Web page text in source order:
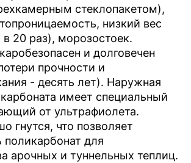
стеклопакетом),
низкий вес
в 20 раз), морозостоек.
и долговечен
прочности и
- десять лет). Наружная
имеет специальный
от ультрафиолета.
гнутся, что позволяет
поликарбонат для
арочных и туннельных теплиц.